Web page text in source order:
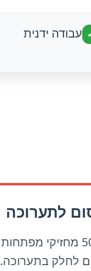
עבודה ידנית
לתערוכה
אתם צריכים 50 מחזיקי מפתחות
לחלק בתערוכה.